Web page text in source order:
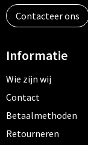
Contacteer ons
Informatie
Wie zijn wij
Contact
Betaalmethoden
Retourneren